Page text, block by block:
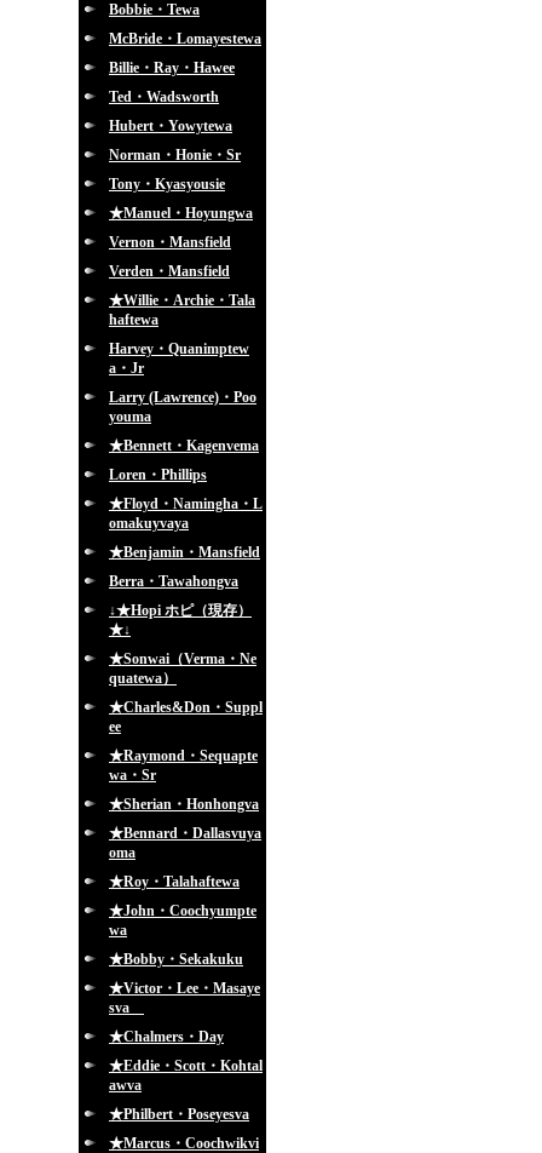
Bobbie・Tewa
McBride・Lomayestewa
Billie・Ray・Hawee
Ted・Wadsworth
Hubert・Yowytewa
Norman・Honie・Sr
Tony・Kyasyousie
★Manuel・Hoyungwa
Vernon・Mansfield
Verden・Mansfield
★Willie・Archie・Tala
haftewa
Harvey・Quanimptew
a・Jr
Larry (Lawrence)・Poo
youma
★Bennett・Kagenvema
Loren・Phillips
★Floyd・Namingha・L
omakuyvaya
★Benjamin・Mansfield
Berra・Tawahongva
↓★Hopi ホピ（現存）
★↓
★Sonwai（Verma・Ne
quatewa）
★Charles&Don・Suppl
ee
★Raymond・Sequapte
wa・Sr
★Sherian・Honhongva
★Bennard・Dallasvuya
oma
★Roy・Talahaftewa
★John・Coochyumpte
wa
★Bobby・Sekakuku
★Victor・Lee・Masaye
sva
★Chalmers・Day
★Eddie・Scott・Kohtal
awva
★Philbert・Poseyesva
★Marcus・Coochwikvi